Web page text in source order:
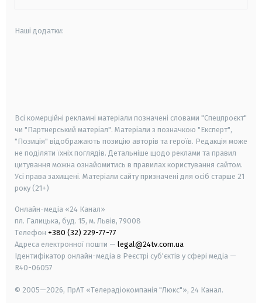
Наші додатки:
Всі комерційні рекламні матеріали позначені словами "Спецпроєкт"
чи "Партнерський матеріал". Матеріали з позначкою "Експерт",
"Позиція" відображають позицію авторів та героїв. Редакція може
не поділяти їхніх поглядів. Детальніше щодо реклами та правил
цитування можна ознайомитись в правилах користування сайтом.
Усі права захищені. Матеріали сайту призначені для осіб старше 21
року (21+)
Онлайн-медіа «24 Канал»
пл. Галицька, буд. 15, м. Львів, 79008
Телефон +380 (32) 229-77-77
Адреса електронної пошти — legal@24tv.com.ua
Ідентифікатор онлайн-медіа в Реєстрі суб'єктів у сфері медіа —
R40-06057
© 2005—2026, ПрАТ «Телерадіокомпанія "Люкс"», 24 Канал.